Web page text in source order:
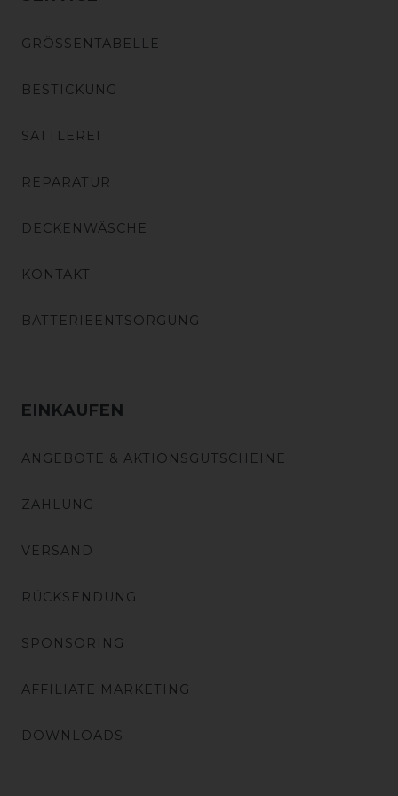
GRÖSSENTABELLE
BESTICKUNG
SATTLEREI
REPARATUR
DECKENWÄSCHE
KONTAKT
BATTERIEENTSORGUNG
EINKAUFEN
ANGEBOTE & AKTIONSGUTSCHEINE
ZAHLUNG
VERSAND
RÜCKSENDUNG
SPONSORING
AFFILIATE MARKETING
DOWNLOADS